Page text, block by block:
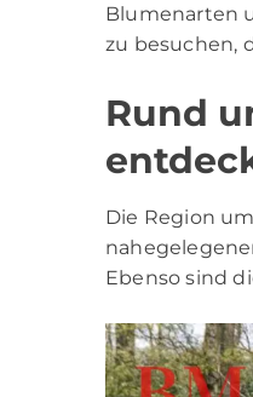
Blumenarten
zu besuchen,
Rund
Die Region
Ebenso sind